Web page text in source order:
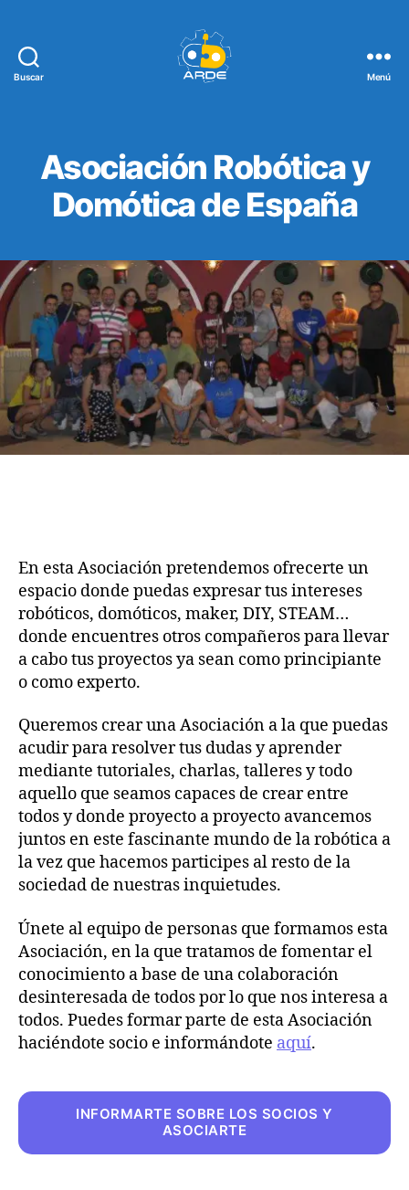
Buscar Menú
Asociación Robótica y
Domótica de España
En esta Asociación pretendemos ofrecerte un
espacio donde puedas expresar tus intereses
robóticos, domóticos, maker, DIY, STEAM…
donde encuentres otros compañeros para llevar
a cabo tus proyectos ya sean como principiante
o como experto.
Queremos crear una Asociación a la que puedas
acudir para resolver tus dudas y aprender
mediante tutoriales, charlas, talleres y todo
aquello que seamos capaces de crear entre
todos y donde proyecto a proyecto avancemos
juntos en este fascinante mundo de la robótica a
la vez que hacemos participes al resto de la
sociedad de nuestras inquietudes.
Únete al equipo de personas que formamos esta
Asociación, en la que tratamos de fomentar el
conocimiento a base de una colaboración
desinteresada de todos por lo que nos interesa a
todos. Puedes formar parte de esta Asociación
haciéndote socio e informándote aquí.
INFORMARTE SOBRE LOS SOCIOS Y
ASOCIARTE